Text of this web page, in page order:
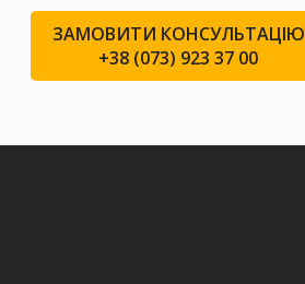
ЗАМОВИТИ КОНСУЛЬТАЦІЮ
+38 (073) 923 37 00